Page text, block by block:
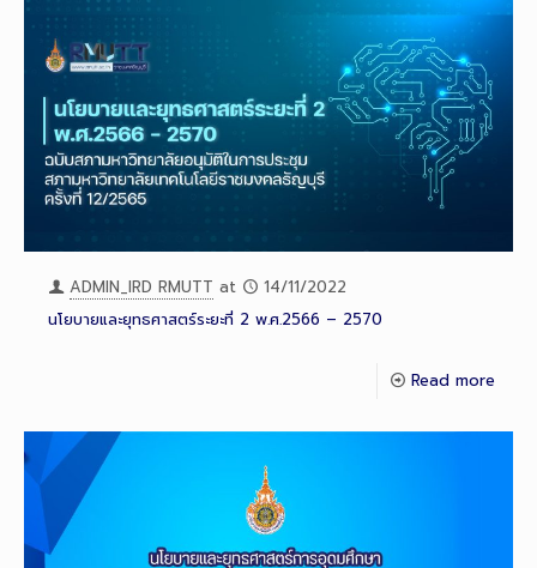
ADMIN_IRD RMUTT at
14/11/2022
นโยบายและยุทธศาสตร์ระยะที่ 2 พ.ศ.2566 – 2570
Read more